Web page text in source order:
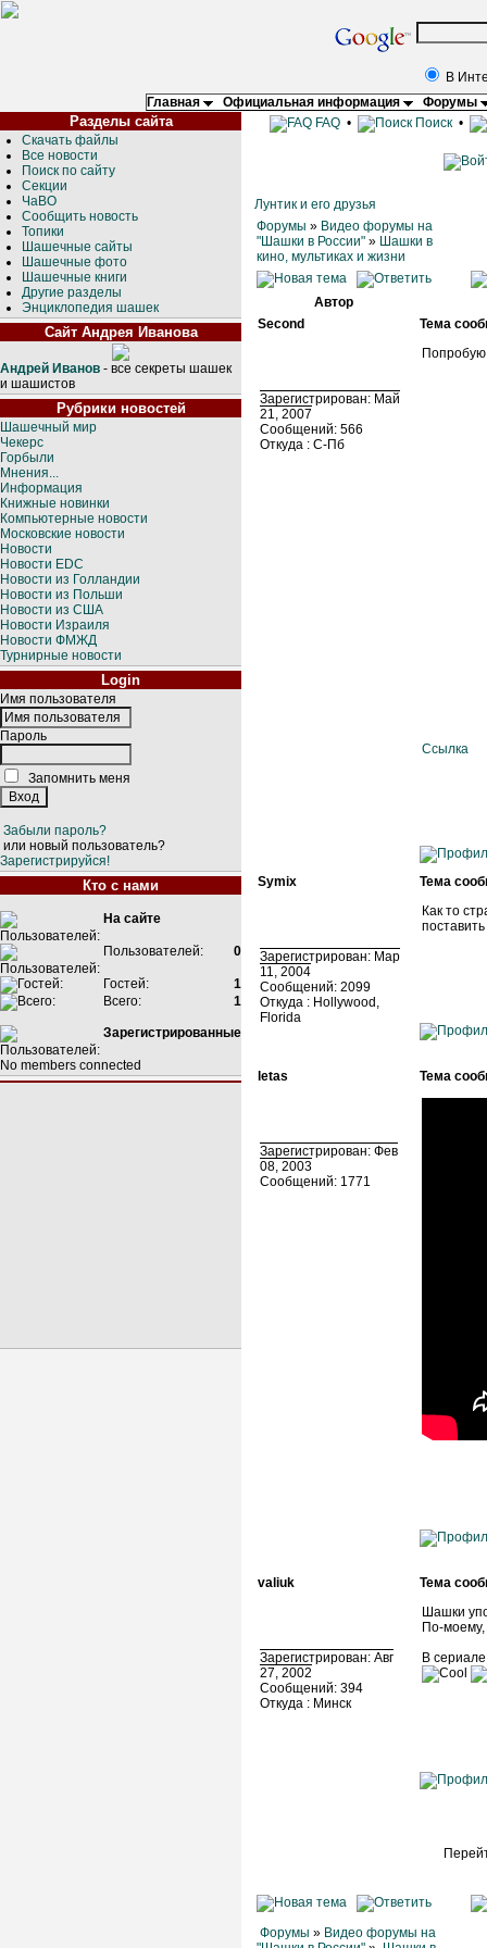
В
Главная
Официальная информация Форумы
Разделы сайта
Скачать файлы
Все новости
Поиск по сайту
Секции
ЧаВО
Сообщить новость
Топики
Шашечные сайты
Шашечные фото
Шашечные книги
Другие разделы
Энциклопедия шашек
Сайт Андрея Иванова
Андрей Иванов - все секреты шашек
и шашистов
Рубрики новостей
Шашечный мир
Чекерс
Горбыли
Мнения...
Информация
Книжные новинки
Компьютерные новости
Московские новости
Новости
Новости EDC
Новости из Голландии
Новости из Польши
Новости из США
Новости Израиля
Новости ФМЖД
Турнирные новости
Login
Имя пользователя
Пароль
Запомнить меня
Забыли пароль?
или новый пользователь?
Зарегистрируйся!
Кто с нами
На сайте
Пользователей: 0
Гостей:
1
Всего:
1
Зарегистрированные
No members connected
FAQ• Поиск•
Лунтик и его друзья
Форумы » Видео форумы на
"Шашки в России" » Шашки в
кино, мультиках и жизни
Автор
Second
Тема
Зарегистрирован: Май
21, 2007
Сообщений: 566
Откуда : С-Пб
Ссылка
Symix Тема
Зарегистрирован: Мар
11, 2004
Сообщений: 2099
Откуда : Hollywood,
Florida
Как то
letas Тема
Зарегистрирован: Фев
08, 2003
Сообщений: 1771
valiuk Тема
Зарегистрирован: Авг
27, 2002
Сообщений: 394
Откуда : Минск
Шашки
По-моему,
В
Форумы » Видео форумы на